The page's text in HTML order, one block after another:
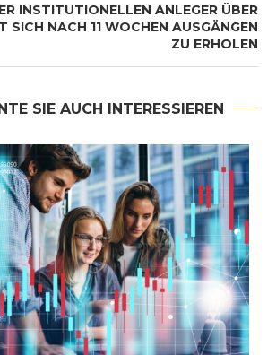
INSTITUTIONELLEN ANLEGER ÜBER
SICH NACH 11 WOCHEN AUSGÄNGEN
ZU ERHOLEN
SIE AUCH INTERESSIEREN